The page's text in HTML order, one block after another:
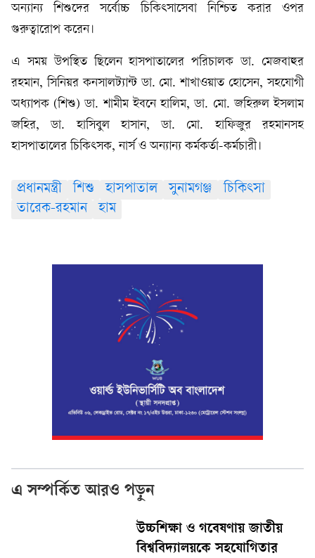
অন্যান্য শিশুদের সর্বোচ্চ চিকিৎসাসেবা নিশ্চিত করার ওপর
গুরুত্বারোপ করেন।
এ সময় উপস্থিত ছিলেন হাসপাতালের পরিচালক ডা. মেজবাহুর
রহমান, সিনিয়র কনসালট্যান্ট ডা. মো. শাখাওয়াত হোসেন, সহযোগী
অধ্যাপক (শিশু) ডা. শামীম ইবনে হালিম, ডা. মো. জহিরুল ইসলাম
জহির, ডা. হাসিবুল হাসান, ডা. মো. হাফিজুর রহমানসহ
হাসপাতালের চিকিৎসক, নার্স ও অন্যান্য কর্মকর্তা-কর্মচারী।
প্রধানমন্ত্রী শিশু হাসপাতাল সুনামগঞ্জ
চিকিৎসা
তারেক-রহমান
হাম
এ সম্পর্কিত আরও পড়ুন
উচ্চশিক্ষা ও গবেষণায় জাতীয়
বিশ্ববিদ্যালয়কে সহযোগিতার